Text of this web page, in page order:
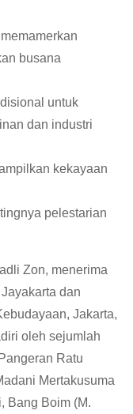
busana
untuk
dan industri
kekayaan
pelestarian
Zon, menerima
dan
Jakarta,
oleh sejumlah
Ratu
Mertakusuma
Bang Boim (M.